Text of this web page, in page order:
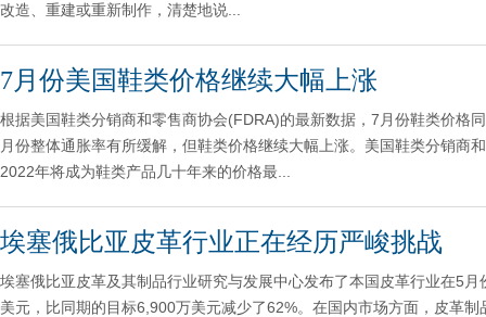
改造、重建或重新制作，清楚地说...
7月份美国鞋类价格继续大幅上涨
根据美国鞋类分销商和零售商协会(FDRA)的最新数据，7月份鞋类价格
月份整体通胀率有所缓解，但鞋类价格继续大幅上涨。美国鞋类分销
2022年将成为鞋类产品几十年来的价格最...
埃塞俄比亚皮革行业正在经历严峻挑战
埃塞俄比亚皮革及其制品行业研究与发展中心发布了本国皮革行业在5
美元，比同期的目标6,900万美元减少了62%。在国内市场方面，皮革